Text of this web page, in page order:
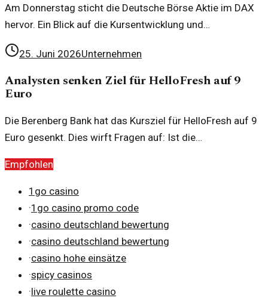
Am Donnerstag sticht die Deutsche Börse Aktie im DAX
hervor. Ein Blick auf die Kursentwicklung und
Chartanalyse zeigt spannende Trends und Entwicklungen.
25. Juni 2026Unternehmen
Analysten senken Ziel für HelloFresh auf 9
Euro
Die Berenberg Bank hat das Kursziel für HelloFresh auf 9
Euro gesenkt. Dies wirft Fragen auf: Ist die
Empfohlen
1go casino
·1go casino promo code
·casino deutschland bewertung
·casino deutschland bewertung
·casino hohe einsätze
·spicy casinos
·live roulette casino